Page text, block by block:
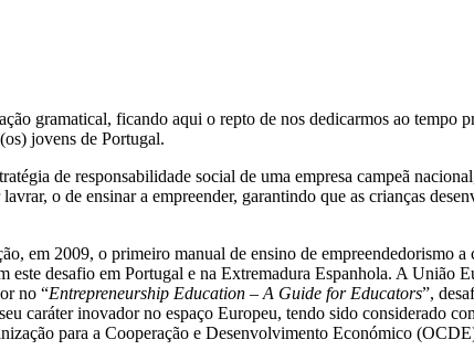
gramatical, ficando aqui o repto de nos dedicarmos ao tempo
jovens de Portugal.
de responsabilidade social de uma empresa campeã
o de ensinar a empreender, garantindo que as crianças
em 2009, o primeiro manual de ensino de empreendedorismo
este desafio em Portugal e na Extremadura Espanhola. A União
no “Entrepreneurship Education – A Guide for Educators”,
caráter inovador no espaço Europeu, tendo sido considerado
para a Cooperação e Desenvolvimento Económico